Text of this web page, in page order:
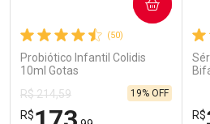
Comprar sem Desconto
Por R$ 29,30/cada
Comprar sem Desconto
Por R$ 29,30/cada
(50)
Probiótico Infantil Colidis
10ml Gotas
R$ 214,59
R$
19% OFF
COMPRAR
R$